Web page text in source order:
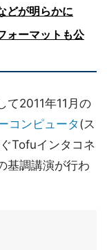
どが明らかに
ォーマットも公
て2011年11月の
コンピュータ (ス
Tofuインタコネ
基調講演が行わ